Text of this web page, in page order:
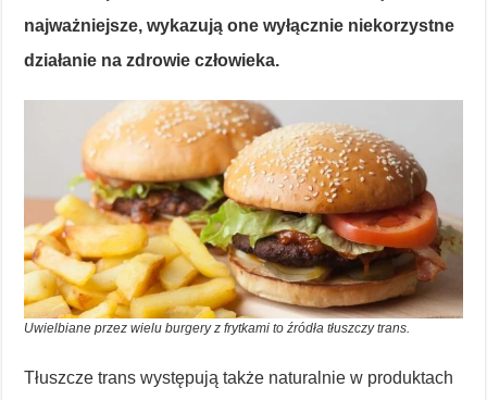
najważniejsze, wykazują one wyłącznie niekorzystne
działanie na zdrowie człowieka.
Uwielbiane przez wielu burgery z frytkami to źródła tłuszczy trans.
Tłuszcze trans występują także naturalnie w produktach